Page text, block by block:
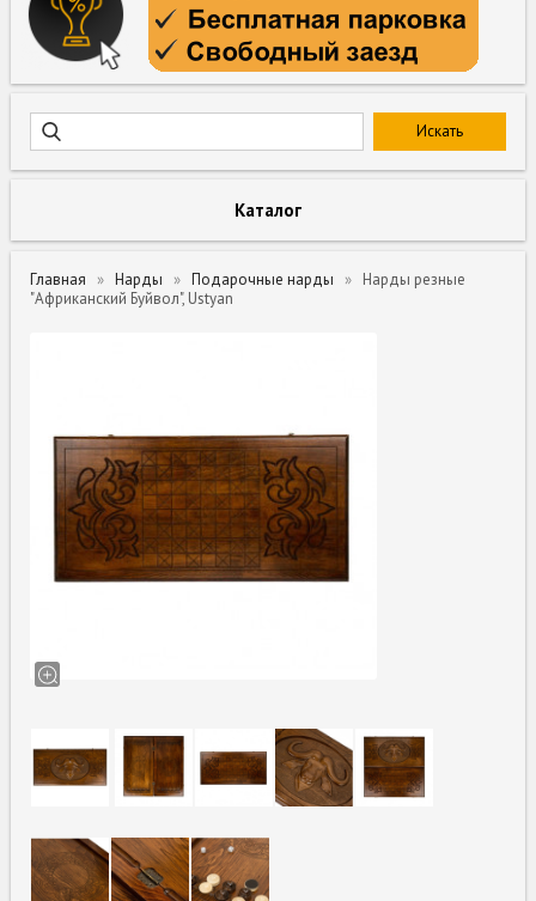
Каталог
Главная Нарды Подарочные нарды
Нарды резные
"Африканский Буйвол", Ustyan